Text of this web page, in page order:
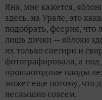
Яна, мне кажется,
здесь, на Урале, это
подобрать, феерия, что
лишь дички — яблоки
их только снегири и
фотографировала, а
прошлогодние плоды
может еще потому, что
неслышно совсем.